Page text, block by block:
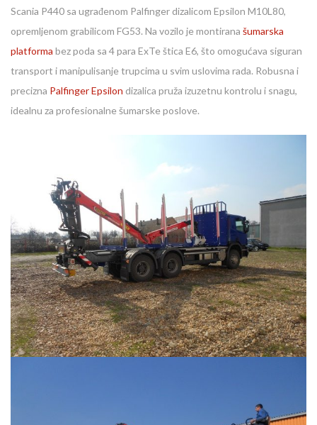
Scania P440 sa ugrađenom Palfinger dizalicom Epsilon M10L80,
opremljenom grabilicom FG53. Na vozilo je montirana šumarska
platforma bez poda sa 4 para ExTe štica E6, što omogućava siguran
transport i manipulisanje trupcima u svim uslovima rada. Robusna i
precizna Palfinger Epsilon dizalica pruža izuzetnu kontrolu i snagu,
idealnu za profesionalne šumarske poslove.